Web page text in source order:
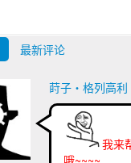
最新评论
莳子‧格列高利
我来